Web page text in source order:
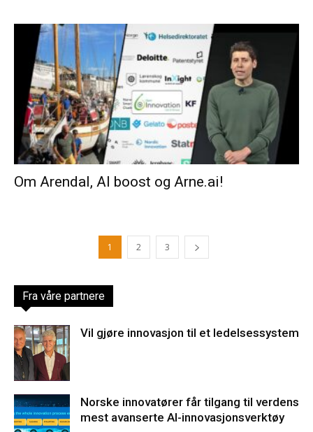
Om Arendal, AI boost og Arne.ai!
1 2 3
Fra våre partnere
Vil gjøre innovasjon til et ledelsessystem
Norske innovatører får tilgang til verdens
mest avanserte AI-innovasjonsverktøy